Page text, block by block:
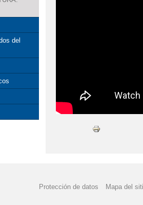
del
Protección de datos Mapa del